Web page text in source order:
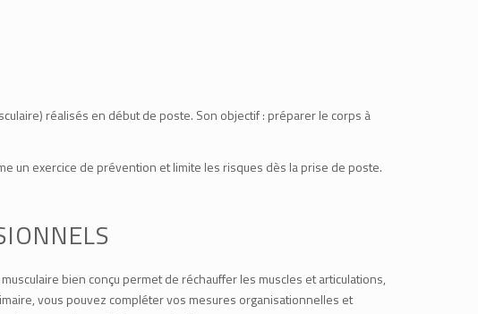
réalisés en début de poste. Son objectif : préparer le corps à
un exercice de prévention et limite les risques dès la prise de poste.
bien conçu permet de réchauffer les muscles et articulations,
vous pouvez compléter vos mesures organisationnelles et